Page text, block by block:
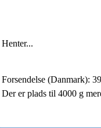
Henter...
Forsendelse (Danmark):
Der er plads til 4000 g